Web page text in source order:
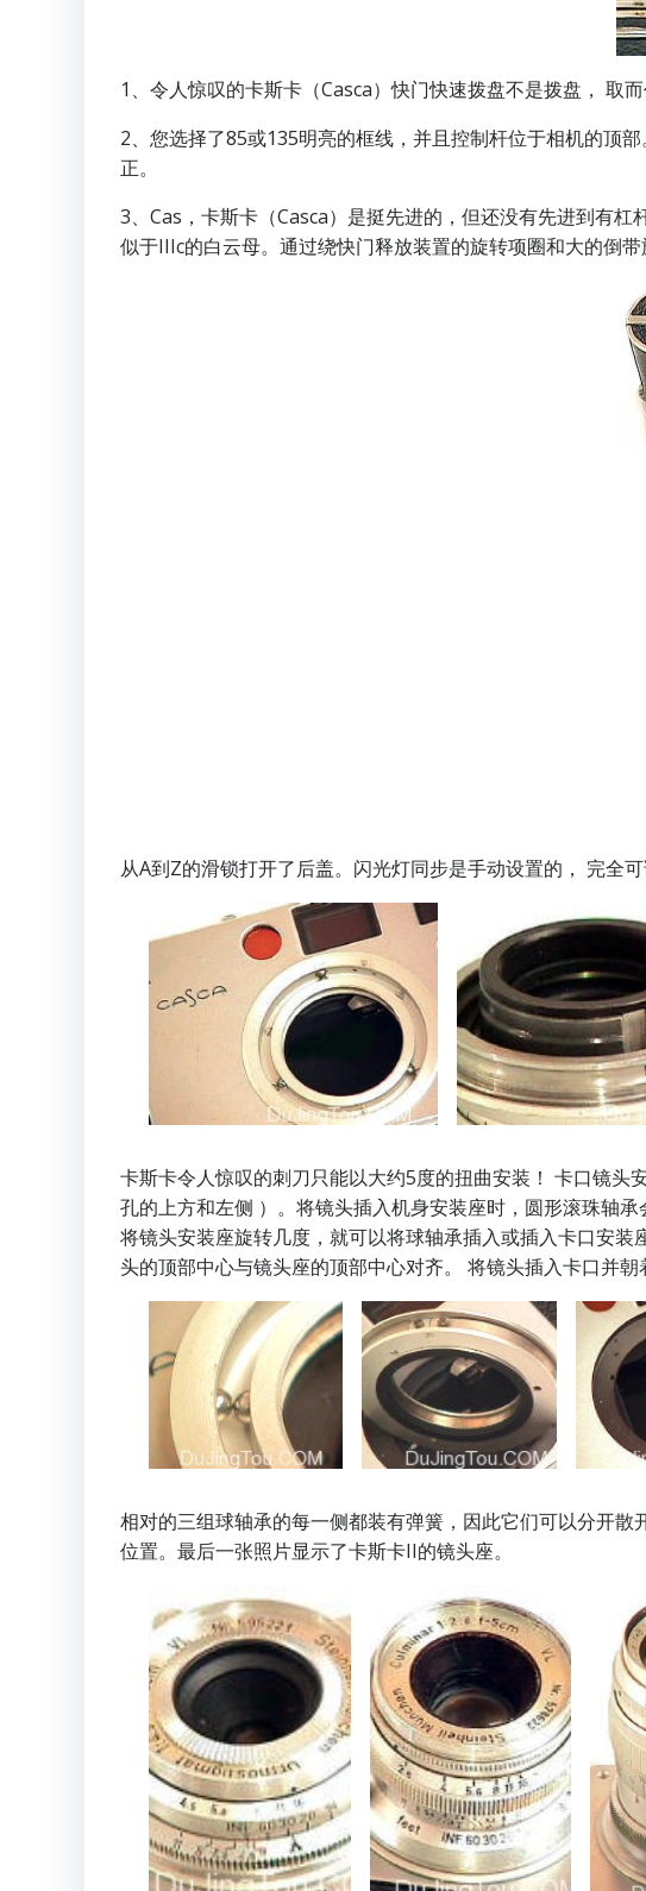
1、令人惊叹的卡斯卡（Casca）快门快速拨盘不是拨盘， 取
2、您选择了85或135明亮的框线，并且控制杆位于相机的顶
正。
3、Cas，卡斯卡（Casca）是挺先进的，但还没有先进到有
似于IIIc的白云母。通过绕快门释放装置的旋转项圈和大的倒带
从A到Z的滑锁打开了后盖。闪光灯同步是手动设置的， 完全
卡斯卡令人惊叹的刺刀只能以大约5度的扭曲安装！ 卡口镜
孔的上方和左侧 ）。将镜头插入机身安装座时，圆形滚珠轴
将镜头安装座旋转几度，就可以将球轴承插入或插入卡口安
头的顶部中心与镜头座的顶部中心对齐。 将镜头插入卡口并
相对的三组球轴承的每一侧都装有弹簧，因此它们可以分开
位置。最后一张照片显示了卡斯卡II的镜头座。